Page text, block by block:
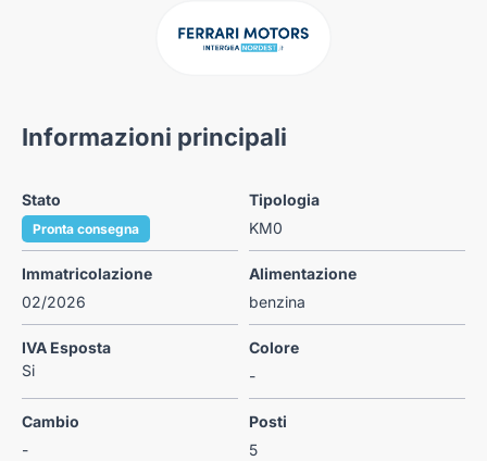
Informazioni principali
Stato
Pronta consegna
Tipologia
KM0
Immatricolazione
02/2026
Alimentazione
benzina
IVA Esposta
Si
Colore
-
Cambio
-
Posti
5